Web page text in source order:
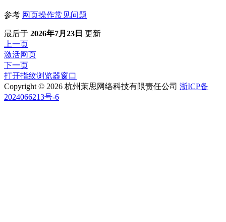
参考 网页操作常见问题
最后于 2026年7月23日 更新
上一页
激活网页
下一页
打开指纹浏览器窗口
Copyright © 2026 杭州茉思网络科技有限责任公司 浙ICP备
2024066213号-6